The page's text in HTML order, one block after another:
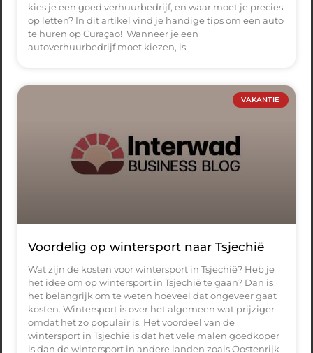
kies je een goed verhuurbedrijf, en waar moet je precies
op letten? In dit artikel vind je handige tips om een auto
te huren op Curaçao! Wanneer je een
autoverhuurbedrijf moet kiezen, is
VAKANTIE
Voordelig op wintersport naar Tsjechië
Wat zijn de kosten voor wintersport in Tsjechië? Heb je
het idee om op wintersport in Tsjechië te gaan? Dan is
het belangrijk om te weten hoeveel dat ongeveer gaat
kosten. Wintersport is over het algemeen wat prijziger
omdat het zo populair is. Het voordeel van de
wintersport in Tsjechië is dat het vele malen goedkoper
is dan de wintersport in andere landen zoals Oostenrijk